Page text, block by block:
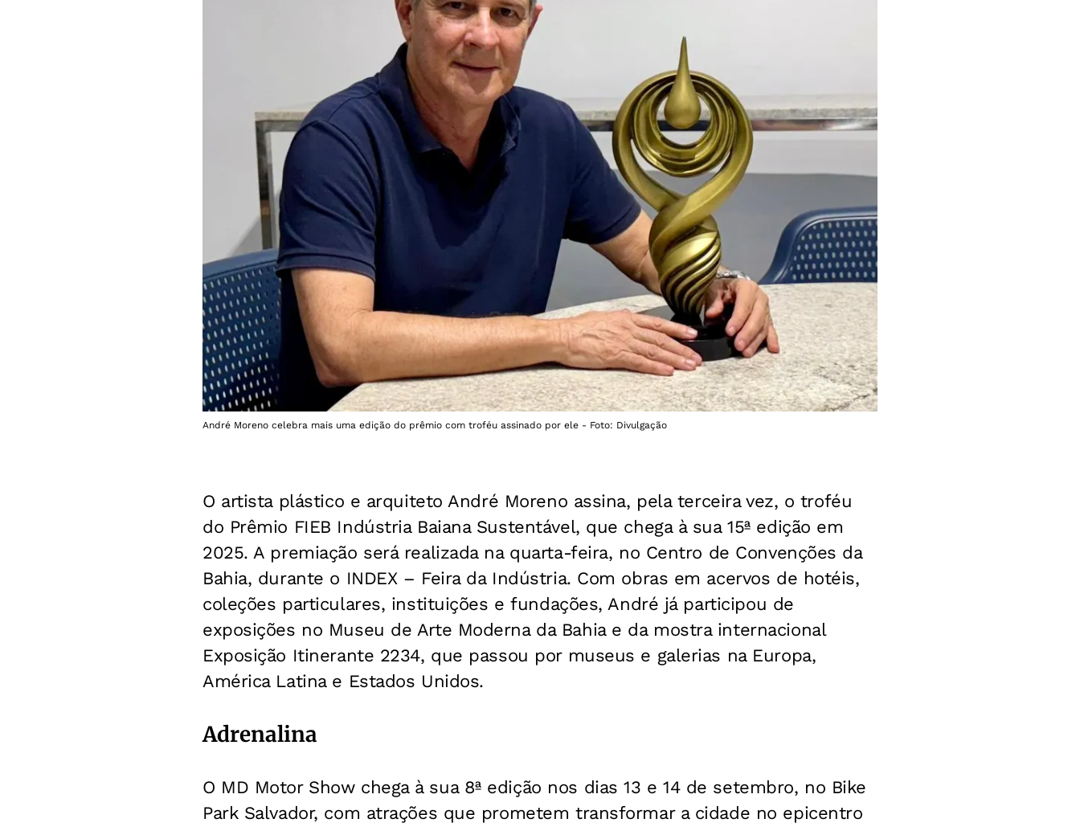
André Moreno celebra mais uma edição do prêmio com troféu assinado por ele - Foto: Divulgação
O artista plástico e arquiteto André Moreno assina, pela terceira vez, o troféu
do Prêmio FIEB Indústria Baiana Sustentável, que chega à sua 15ª edição em
2025. A premiação será realizada na quarta-feira, no Centro de Convenções da
Bahia, durante o INDEX – Feira da Indústria. Com obras em acervos de hotéis,
coleções particulares, instituições e fundações, André já participou de
exposições no Museu de Arte Moderna da Bahia e da mostra internacional
Exposição Itinerante 2234, que passou por museus e galerias na Europa,
América Latina e Estados Unidos.
Adrenalina
O MD Motor Show chega à sua 8ª edição nos dias 13 e 14 de setembro, no Bike
Park Salvador, com atrações que prometem transformar a cidade no epicentro